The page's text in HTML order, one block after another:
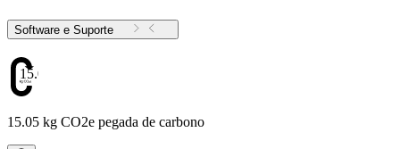
Software e Suporte
15.05
15.05 kg CO2e pegada de carbono